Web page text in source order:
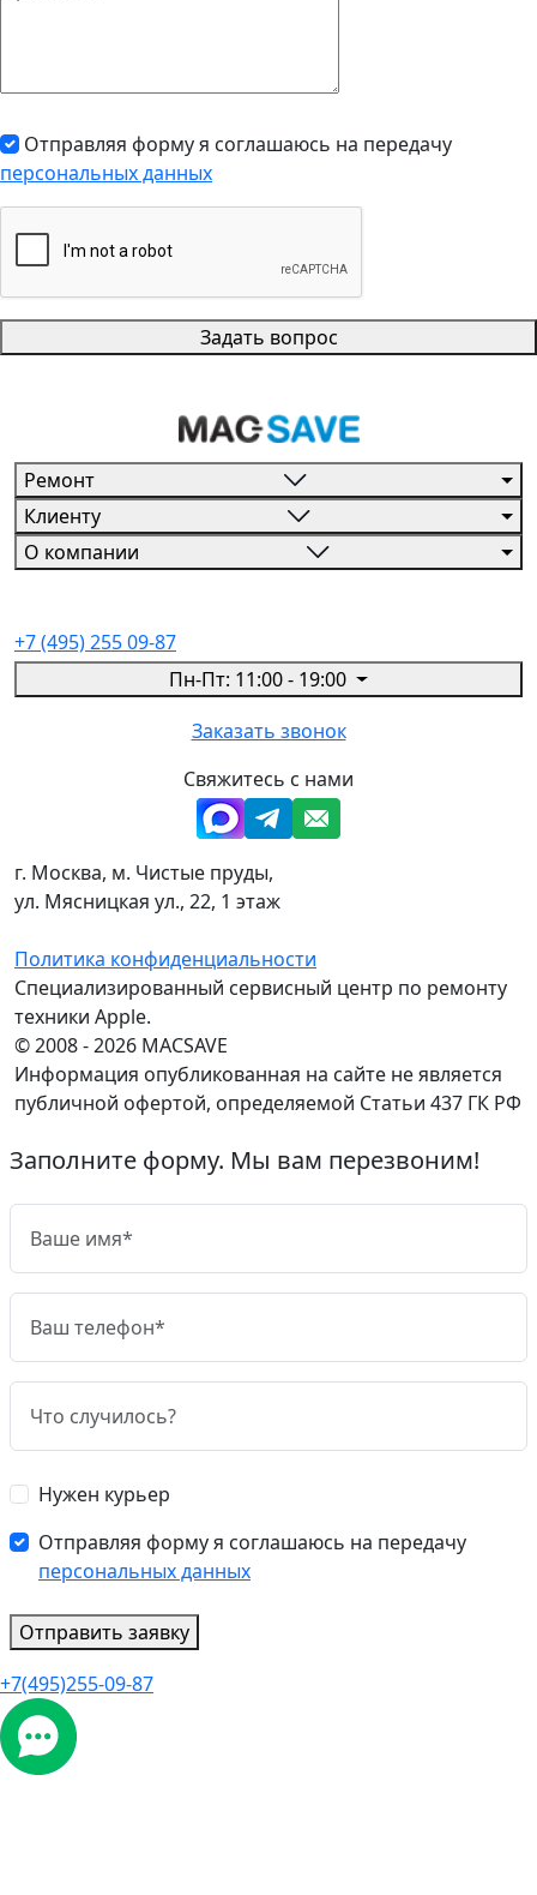
Отправляя форму я соглашаюсь на передачу
персональных данных
Задать вопрос
Ремонт
Клиенту
О компании
+7 (495) 255 09-87
Пн-Пт: 11:00 - 19:00
Заказать звонок
Свяжитесь с нами
г. Москва, м. Чистые пруды,
ул. Мясницкая ул., 22, 1 этаж
Политика конфиденциальности
Специализированный сервисный центр по ремонту
техники Apple.
© 2008 - 2026 MACSAVE
Информация опубликованная на сайте не является
публичной офертой, определяемой Статьи 437 ГК РФ
Заполните форму. Мы вам перезвоним!
Нужен курьер
Отправляя форму я соглашаюсь на передачу
персональных данных
Отправить заявку
+7(495)255-09-87